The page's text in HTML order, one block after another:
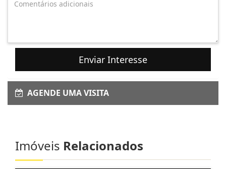
Enviar Interesse
AGENDE UMA VISITA
Imóveis Relacionados